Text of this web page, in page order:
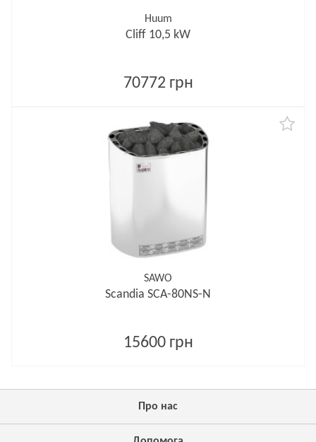
Huum
Cliff 10,5 kW
70772 грн
SAWO
Scandia SCA-80NS-N
15600 грн
Про нас